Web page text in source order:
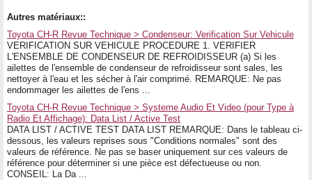
Autres matériaux::
Toyota CH-R Revue Technique > Condenseur: Verification Sur Vehicule
VERIFICATION SUR VEHICULE PROCEDURE 1. VERIFIER
L'ENSEMBLE DE CONDENSEUR DE REFROIDISSEUR (a) Si les
ailettes de l'ensemble de condenseur de refroidisseur sont sales, les
nettoyer à l'eau et les sécher à l'air comprimé. REMARQUE: Ne pas
endommager les ailettes de l'ens ...
Toyota CH-R Revue Technique > Systeme Audio Et Video (pour Type à
Radio Et Affichage): Data List / Active Test
DATA LIST / ACTIVE TEST DATA LIST REMARQUE: Dans le tableau ci-
dessous, les valeurs reprises sous "Conditions normales" sont des
valeurs de référence. Ne pas se baser uniquement sur ces valeurs de
référence pour déterminer si une pièce est défectueuse ou non.
CONSEIL: La Da ...